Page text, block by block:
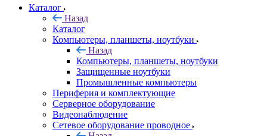
Каталог
Назад
Каталог
Компьютеры, планшеты, ноутбуки
Назад
Компьютеры, планшеты, ноутбуки
Защищенные ноутбуки
Промышленные компьютеры
Периферия и комплектующие
Серверное оборудование
Видеонаблюдение
Сетевое оборудование проводное